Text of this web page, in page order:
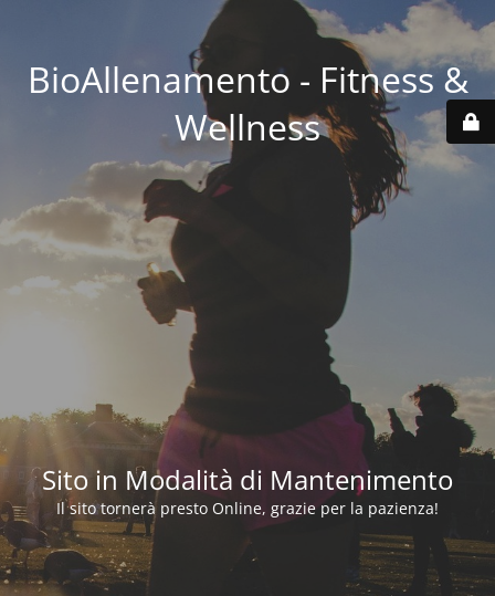
BioAllenamento - Fitness &
Wellness
Sito in Modalità di Mantenimento
Il sito tornerà presto Online, grazie per la pazienza!